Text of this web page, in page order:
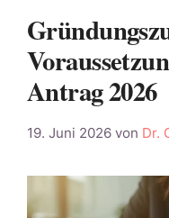
Antrag 2026
19. Juni 2026 von Dr.